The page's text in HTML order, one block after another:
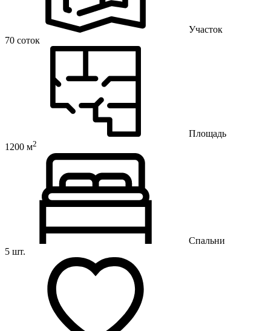
Участок
70 соток
Площадь
1200 м2
Спальни
5 шт.